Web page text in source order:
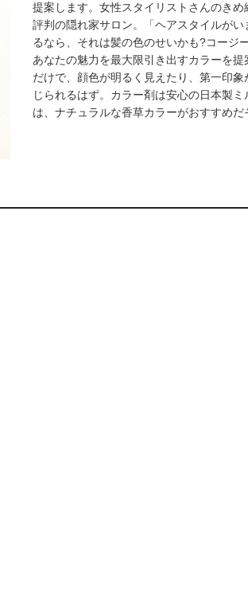
提案します。女性スタイリストさんのき
評判の隠れ家サロン。「ヘアスタイルが
るなら、それは髪の色のせいかも?コージ
あなたの魅力を最大限引き出すカラーを
だけで、顔色が明るく見えたり、第一印
じられるはず。カラー剤は安心の日本製
は、ナチュラルな香草カラーがおすすめだ